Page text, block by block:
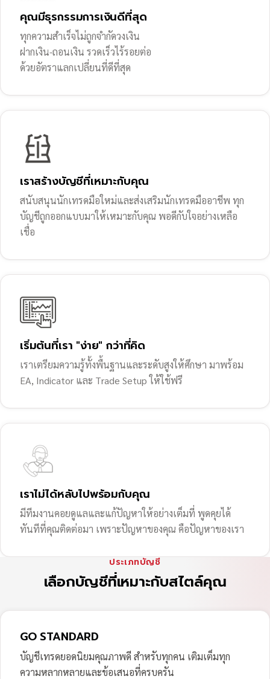
คุณมีธุรกรรมการเงินดีที่สุด
ทุกความสำเร็จไม่ถูกจำกัดวงเงิน
ฝากเงิน-ถอนเงิน รวดเร็วไร้รอยต่อ
ด้วยอัตราแลกเปลี่ยนที่ดีที่สุด
เราสร้างบัญชีที่เหมาะกับคุณ
สนับสนุนนักเทรดมือใหม่และส่งเสริมนักเทรดมืออาชีพ ทุก
บัญชีถูกออกแบบมาให้เหมาะกับคุณ พอดีกับใจอย่างเหลือ
เชื่อ
เริ่มต้นที่เรา "ง่าย" กว่าที่คิด
เราเตรียมความรู้ทั้งพื้นฐานและระดับสูงให้ศึกษา มาพร้อม
EA, Indicator และ Trade Setup ให้ใช้ฟรี
เราไม่ได้หลับไปพร้อมกับคุณ
มีทีมงานคอยดูแลและแก้ปัญหาให้อย่างเต็มที่ พูดคุยได้
ทันทีที่คุณติดต่อมา เพราะปัญหาของคุณ คือปัญหาของเรา
ประเภทบัญชี
เลือกบัญชีที่เหมาะกับสไตล์คุณ
GO STANDARD
บัญชีเทรดยอดนิยมคุณภาพดี สำหรับทุกคน เติมเต็มทุก
ความหลากหลายและข้อเสนอที่ครบครัน